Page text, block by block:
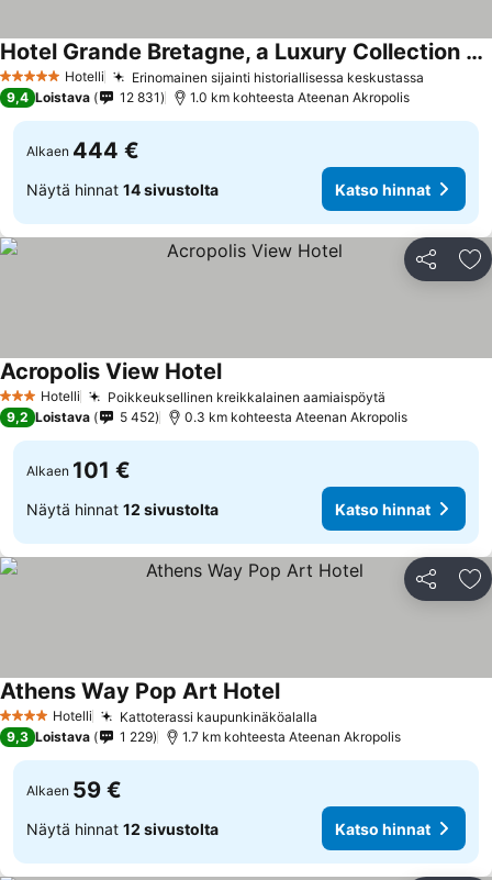
5 Tähtiluokitus
Hotelli Erinomainen sijainti historiallisessa keskustassa
Hotel Grande Bretagne, a Luxury Collection Hotel, Athens
9,4 Loistava 12 831 1.0 km kohteesta Ateenan Akropolis
Alkaen 444 €
Näytä hinnat 14 sivustolta Katso hinnat
Jaa
3 Tähtiluokitus
Hotelli Poikkeuksellinen kreikkalainen aamiaispöytä
Acropolis View Hotel
9,2 Loistava 5 452 0.3 km kohteesta Ateenan Akropolis
Alkaen 101 €
Näytä hinnat 12 sivustolta Katso hinnat
Jaa
4 Tähtiluokitus
Hotelli Kattoterassi kaupunkinäköalalla
Athens Way Pop Art Hotel
9,3 Loistava 1 229 1.7 km kohteesta Ateenan Akropolis
Alkaen 59 €
Näytä hinnat 12 sivustolta Katso hinnat